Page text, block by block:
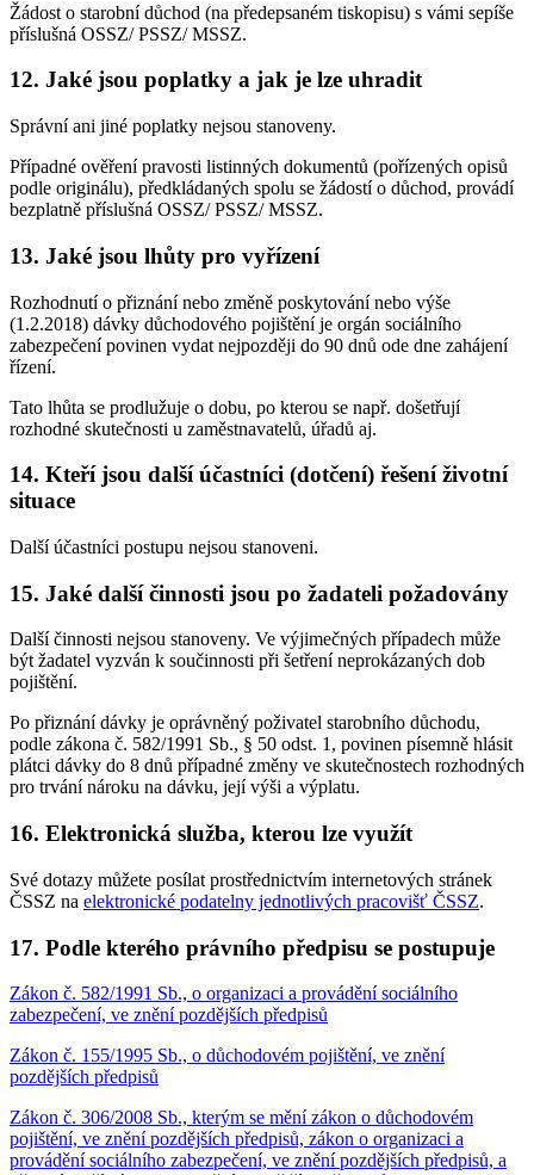
Žádost o starobní důchod (na předepsaném tiskopisu) s vámi sepíše
příslušná OSSZ/ PSSZ/ MSSZ.
12. Jaké jsou poplatky a jak je lze uhradit
Správní ani jiné poplatky nejsou stanoveny.
Případné ověření pravosti listinných dokumentů (pořízených opisů
podle originálu), předkládaných spolu se žádostí o důchod, provádí
bezplatně příslušná OSSZ/ PSSZ/ MSSZ.
13. Jaké jsou lhůty pro vyřízení
Rozhodnutí o přiznání nebo změně poskytování nebo výše
(1.2.2018) dávky důchodového pojištění je orgán sociálního
zabezpečení povinen vydat nejpozději do 90 dnů ode dne zahájení
řízení.
Tato lhůta se prodlužuje o dobu, po kterou se např. došetřují
rozhodné skutečnosti u zaměstnavatelů, úřadů aj.
14. Kteří jsou další účastníci (dotčení) řešení životní
situace
Další účastníci postupu nejsou stanoveni.
15. Jaké další činnosti jsou po žadateli požadovány
Další činnosti nejsou stanoveny. Ve výjimečných případech může
být žadatel vyzván k součinnosti při šetření neprokázaných dob
pojištění.
Po přiznání dávky je oprávněný poživatel starobního důchodu,
podle zákona č. 582/1991 Sb., § 50 odst. 1, povinen písemně hlásit
plátci dávky do 8 dnů případné změny ve skutečnostech rozhodných
pro trvání nároku na dávku, její výši a výplatu.
16. Elektronická služba, kterou lze využít
Své dotazy můžete posílat prostřednictvím internetových stránek
ČSSZ na elektronické podatelny jednotlivých pracovišť ČSSZ.
17. Podle kterého právního předpisu se postupuje
Zákon č. 582/1991 Sb., o organizaci a provádění sociálního
zabezpečení, ve znění pozdějších předpisů
Zákon č. 155/1995 Sb., o důchodovém pojištění, ve znění
pozdějších předpisů
Zákon č. 306/2008 Sb., kterým se mění zákon o důchodovém
pojištění, ve znění pozdějších předpisů, zákon o organizaci a
provádění sociálního zabezpečení, ve znění pozdějších předpisů, a